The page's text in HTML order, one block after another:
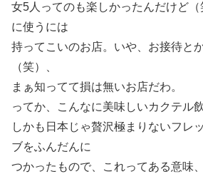
女5人ってのも楽しかったんだけど（
に使うには
持ってこいのお店。いや、お接待と
（笑）、
まぁ知ってて損は無いお店だわ。
ってか、こんなに美味しいカクテル
しかも日本じゃ贅沢極まりないフレ
ブをふんだんに
つかったもので、これってある意味